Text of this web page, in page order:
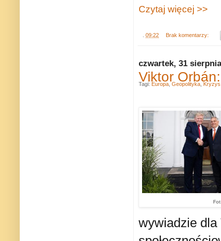
Czytaj więcej >>
09:22 Brak komentarzy:
czwartek, 31
Viktor
wywiadzie
Tagi: Europa Geopolityka